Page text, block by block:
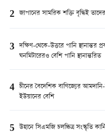
2 জাপানের সামরিক শক্তি বৃদ্ধিই
3 দক্ষিণ-থেকে-উত্তরে পানি স্থানান্তর
ঘনমিটারেরও বেশি পানি স্থানান্তরিত
4 চীনের বৈদেশিক বাণিজ্যের
ইউয়ানের বেশি
5 উহানে সিএমজি চলচ্চিত্র সংস্কৃতি